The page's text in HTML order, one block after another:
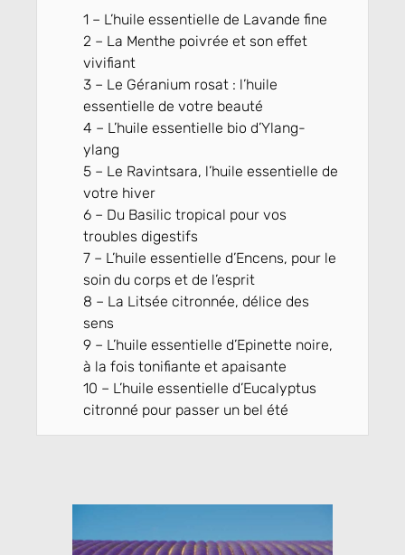
1 – L’huile essentielle de Lavande fine
2 – La Menthe poivrée et son effet
vivifiant
3 – Le Géranium rosat : l’huile
essentielle de votre beauté
4 – L’huile essentielle bio d’Ylang-
ylang
5 – Le Ravintsara, l’huile essentielle de
votre hiver
6 – Du Basilic tropical pour vos
troubles digestifs
7 – L’huile essentielle d’Encens, pour le
soin du corps et de l’esprit
8 – La Litsée citronnée, délice des
sens
9 – L’huile essentielle d’Epinette noire,
à la fois tonifiante et apaisante
10 – L’huile essentielle d’Eucalyptus
citronné pour passer un bel été